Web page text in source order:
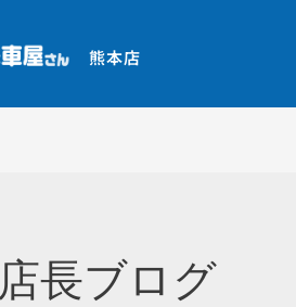
熊本店
店長ブログ